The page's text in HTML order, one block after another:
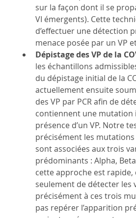
sur la façon dont il se
VI émergents). Cette
d’effectuer une détection
menace posée par un VP
Dépistage des VP de la
les échantillons
du dépistage initial de la
actuellement ensuite
des VP par PCR afin de
contiennent une mutation
présence d’un VP. Notre
précisément les mutations
sont associées aux trois
prédominants : Alpha,
cette approche est
seulement de détecter les
précisément à ces trois
pas repérer l’apparition